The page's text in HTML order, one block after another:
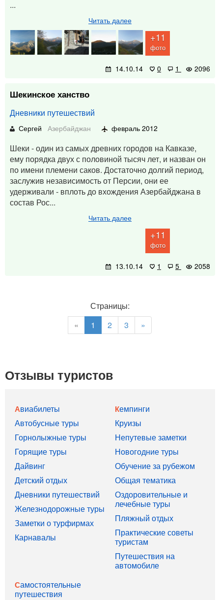
...
Читать далее
+11
фото
14.10.14 0 1 2096
Шекинское ханство
Дневники путешествий
Сергей Азербайджан февраль 2012
Шеки - один из самых древних городов на Кавказе,
ему порядка двух с половиной тысяч лет, и назван он
по имени племени саков. Достаточно долгий период,
заслужив независимость от Персии, они ее
удерживали - вплоть до вхождения Азербайджана в
состав Рос...
Читать далее
+11
фото
13.10.14 1 5 2058
Страницы:
«
1 2 3 »
Отзывы туристов
Авиабилеты
Автобусные туры
Горнолыжные туры
Горящие туры
Дайвинг
Детский отдых
Дневники путешествий
Железнодорожные туры
Заметки о турфирмах
Карнавалы
Кемпинги
Круизы
Непутевые заметки
Новогодние туры
Обучение за рубежом
Общая тематика
Оздоровительные и
лечебные туры
Пляжный отдых
Практические советы
туристам
Путешествия на
автомобиле
Самостоятельные
путешествия